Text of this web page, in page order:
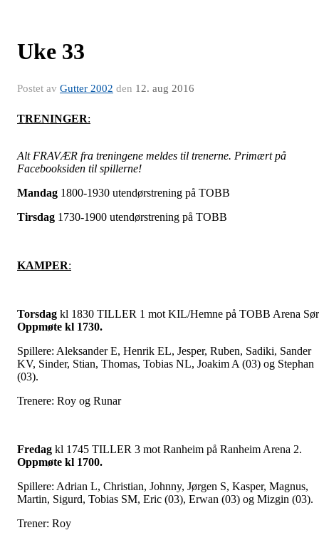
Uke 33
Postet av Gutter 2002 den 12. aug 2016
TRENINGER:
Alt FRAVÆR fra treningene meldes til trenerne. Primært på
Facebooksiden til spillerne!
Mandag 1800-1930 utendørstrening på TOBB
Tirsdag 1730-1900 utendørstrening på TOBB
KAMPER:
Torsdag kl 1830 TILLER 1 mot KIL/Hemne på TOBB Arena
Oppmøte kl 1730.
Spillere: Aleksander E, Henrik EL, Jesper, Ruben, Sadiki, Sander
KV, Sinder, Stian, Thomas, Tobias NL, Joakim A (03) og Stephan
(03).
Trenere: Roy og Runar
Fredag kl 1745 TILLER 3 mot Ranheim på Ranheim Arena 2.
Oppmøte kl 1700.
Spillere: Adrian L, Christian, Johnny, Jørgen S, Kasper, Magnus,
Martin, Sigurd, Tobias SM, Eric (03), Erwan (03) og Mizgin (03).
Trener: Roy